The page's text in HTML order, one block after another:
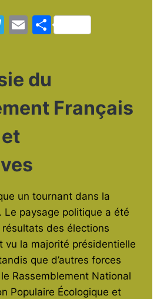
T
gr
a
m
E
l
P
er
du
Français
un tournant dans la
Le paysage politique a été
des élections
vu la majorité présidentielle
que d’autres forces
Rassemblement National
Populaire Écologique et